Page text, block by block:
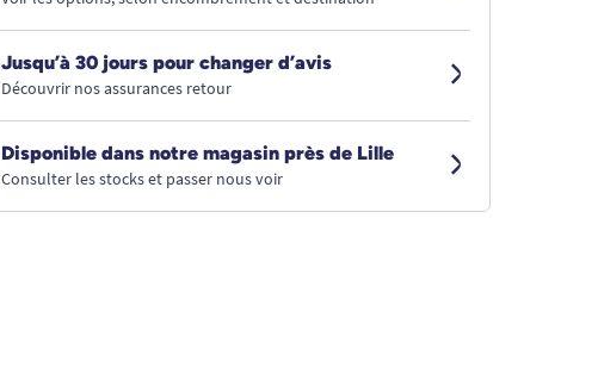
Jusqu’à 30 jours pour changer d’avis
Découvrir nos assurances retour
Disponible dans notre magasin près de Lille
Consulter les stocks et passer nous voir